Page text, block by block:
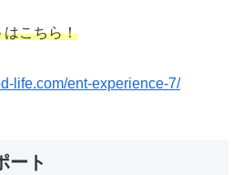
はこちら！
life.com/ent-experience-7/
ート